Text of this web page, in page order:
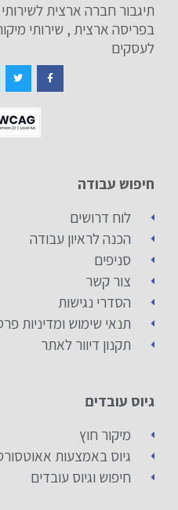
תיגבור חברה ארצית
בפריסה ארצית , שירותי
לעסקים
חיפוש עבודה
לוח דרושים
הכנה לראיון עבודה
סניפים
צור קשר
הסדרי נגישות
תנאי שימוש ומדיניות
תקנון דיוור לאתר
גיוס עובדים
מיקור חוץ
גיוס באמצעות
חיפוש וגיוס עובדים